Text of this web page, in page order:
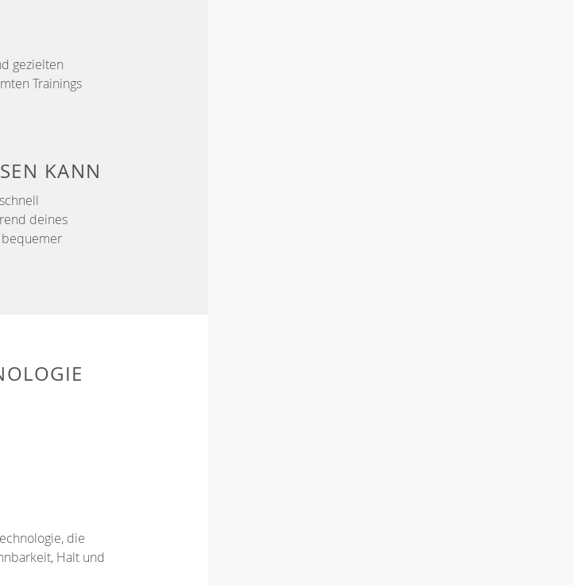
gezielten
Trainings
KANN
deines
bequemer
die
Halt und